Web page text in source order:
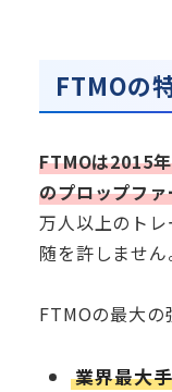
FTMOの
FTMOは2015
のプロップフ
万人以上のト
随を許しません
FTMOの最大の
業界最大